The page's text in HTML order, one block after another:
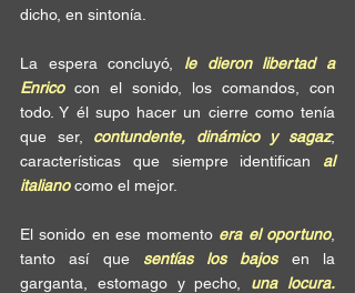
dicho, en sintonía.
La espera concluyó, le dieron libertad a
Enrico con el sonido, los comandos, con
todo. Y él supo hacer un cierre como tenía
que ser, contundente, dinámico y sagaz;
características que siempre identifican al
italiano como el mejor.
El sonido en ese momento era el oportuno,
tanto así que sentías los bajos en la
garganta, estomago y pecho, una locura.